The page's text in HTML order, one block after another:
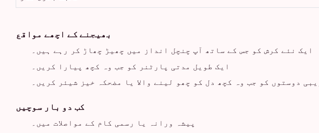
بھیجنے کے اچھے مواقع
ایک نئے کرش کو جس کے ساتھ آپ چنچل انداز میں چھیڑ چھاڑ کر رہے ہیں۔
ایک طویل مدتی پارٹنر کو جب وہ کچھ پیارا کریں۔
دوستوں کو جب وہ کچھ دل کو چھو لینے والا یا مضحکہ خیز شیئر کریں۔
کب دو بار سوچیں
پیشہ ورانہ یا رسمی کام کے مواصلات میں۔